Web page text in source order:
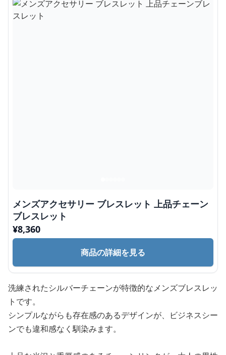
メンズアクセサリー ブレスレット 上品チェーン
ブレスレット
¥8,360
商品の詳細を見る
洗練されたシルバーチェーンが特徴的なメンズブレスレッ
トです。
シンプルながらも存在感のあるデザインが、ビジネスシー
ンでも違和感なく馴染みます。